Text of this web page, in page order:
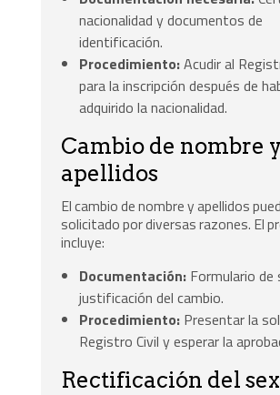
nacionalidad y documentos de
identificación.
Procedimiento:Acudir al
para la inscripción después de
adquirido la nacionalidad.
Cambio de nombre y
apellidos
El cambio de nombre y apellidos
solicitado por diversas razones. El
incluye:
Documentación: Formulario
justificación del cambio.
Procedimiento: Presentar la
Registro Civil y esperar la
Rectificación del